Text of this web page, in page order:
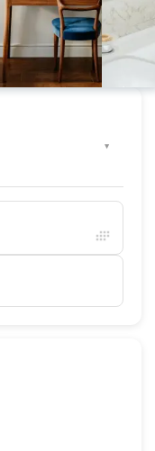
▼